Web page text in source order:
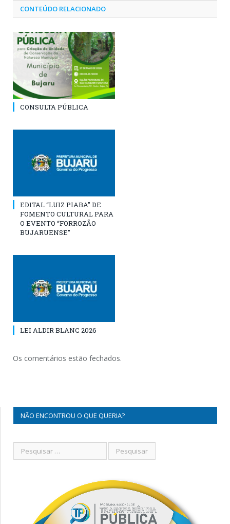
CONTEÚDO RELACIONADO
CONSULTA PÚBLICA
EDITAL “LUIZ PIABA” DE
FOMENTO CULTURAL PARA
O EVENTO “FORROZÃO
BUJARUENSE”
LEI ALDIR BLANC 2026
Os comentários estão fechados.
NÃO ENCONTROU O QUE QUERIA?